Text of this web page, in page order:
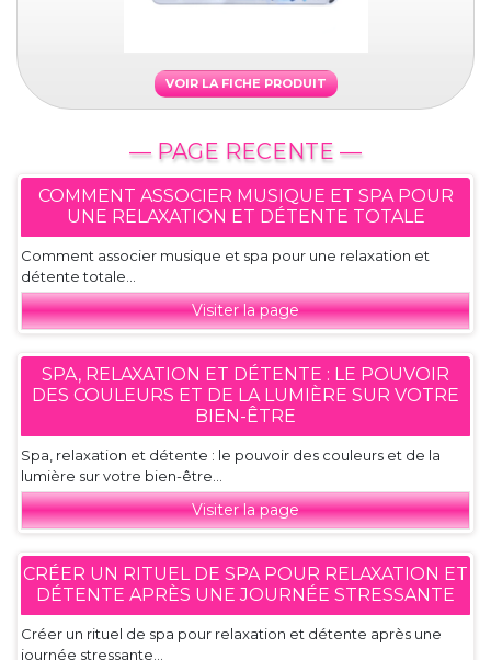
VOIR LA FICHE PRODUIT
— PAGE RECENTE —
COMMENT ASSOCIER MUSIQUE ET SPA POUR
UNE RELAXATION ET DÉTENTE TOTALE
Comment associer musique et spa pour une relaxation et
détente totale...
Visiter la page
SPA, RELAXATION ET DÉTENTE : LE POUVOIR
DES COULEURS ET DE LA LUMIÈRE SUR VOTRE
BIEN-ÊTRE
Spa, relaxation et détente : le pouvoir des couleurs et de la
lumière sur votre bien-être...
Visiter la page
CRÉER UN RITUEL DE SPA POUR RELAXATION ET
DÉTENTE APRÈS UNE JOURNÉE STRESSANTE
Créer un rituel de spa pour relaxation et détente après une
journée stressante...